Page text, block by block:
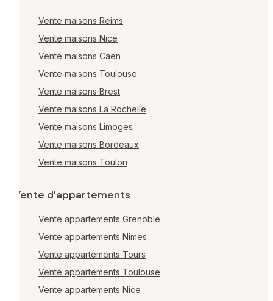
Vente maisons Reims
Vente maisons Nice
Vente maisons Caen
Vente maisons Toulouse
Vente maisons Brest
Vente maisons La Rochelle
Vente maisons Limoges
Vente maisons Bordeaux
Vente maisons Toulon
Vente d'appartements
Vente appartements Grenoble
Vente appartements Nîmes
Vente appartements Tours
Vente appartements Toulouse
Vente appartements Nice